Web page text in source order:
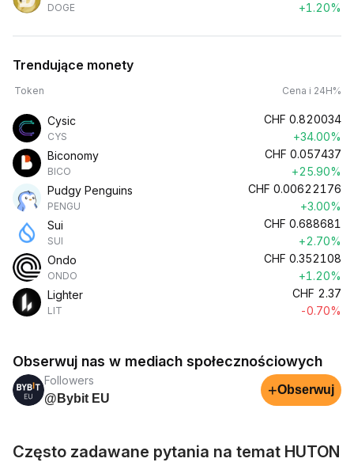
DOGE
+1.20%
Trendujące monety
Token Cena i 24H%
Cysic
CYS
CHF 0.820034
+34.00%
Biconomy
BICO
CHF 0.057437
+25.90%
Pudgy Penguins
PENGU
CHF 0.00622176
+3.00%
Sui
SUI
CHF 0.688681
+2.70%
Ondo
ONDO
CHF 0.352108
+1.20%
Lighter
LIT
CHF 2.37
-0.70%
Obserwuj nas w mediach społecznościowych
Followers
@Bybit EU
+Obserwuj
Często zadawane pytania na temat HUTON